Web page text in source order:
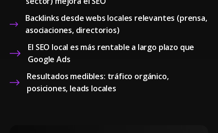
Backlinks desde webs locales relevantes (prensa,
asociaciones, directorios)
El SEO local es más rentable a largo plazo que
Google Ads
Resultados medibles: tráfico orgánico,
posiciones, leads locales